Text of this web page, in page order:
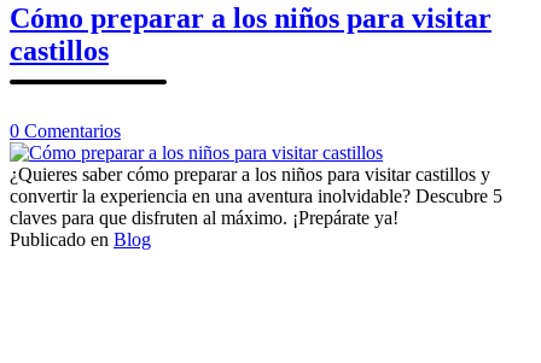
Cómo preparar a los niños para visitar
castillos
0 Comentariosen
Cómo
preparar
a
los
niños
¿Quieres saber cómo preparar a los niños para visitar castillos y
convertir la experiencia en una aventura inolvidable? Descubre 5
claves para que disfruten al máximo. ¡Prepárate ya!
Publicado en Blog